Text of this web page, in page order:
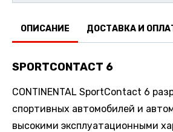
ОПИСАНИЕ ДОСТАВКА И
SPORTCONTACT 6
CONTINENTAL SportContact 6
спортивных автомобилей и
высокими эксплуатационными